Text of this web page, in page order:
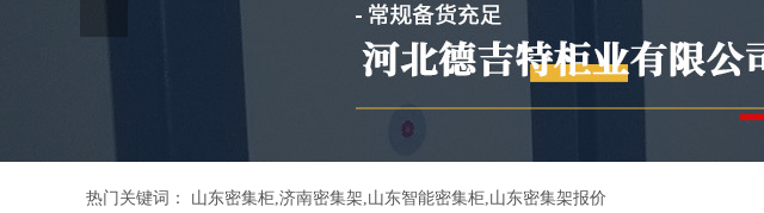
热门关键词： 山东密集柜,济南密集架,山东智能密集柜,山东密集架报价